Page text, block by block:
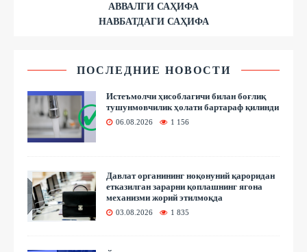
АВВАЛГИ САҲИФА
НАВБАТДАГИ САҲИФА
ПОСЛЕДНИЕ НОВОСТИ
Истеъмолчи ҳисоблагичи билан боғлиқ
тушунмовчилик ҳолати бартараф қилинди
06.08.2026 1 156
Давлат органининг ноқонуний қароридан
етказилган зарарни қоплашнинг ягона
механизми жорий этилмоқда
03.08.2026 1 835